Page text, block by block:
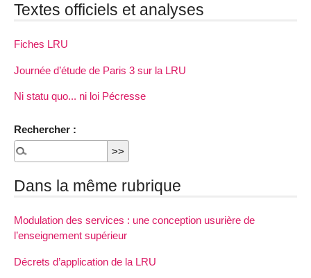
Textes officiels et analyses
Fiches LRU
Journée d’étude de Paris 3 sur la LRU
Ni statu quo... ni loi Pécresse
Rechercher :
Dans la même rubrique
Modulation des services : une conception usurière de
l’enseignement supérieur
Décrets d’application de la LRU